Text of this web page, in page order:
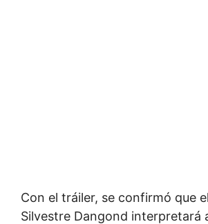
Con el tráiler, se confirmó que
Silvestre Dangond interpretará